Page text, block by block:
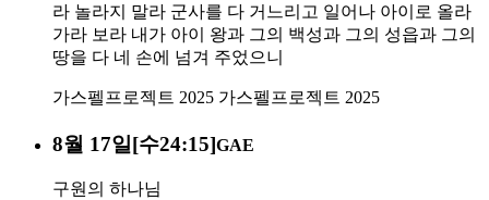
라 놀라지 말라 군사를 다 거느리고 일어나 아이로 올라
가라 보라 내가 아이 왕과 그의 백성과 그의 성읍과 그의
땅을 다 네 손에 넘겨 주었으니
가스펠프로젝트 2025 가스펠프로젝트 2025
8월 17일[수24:15]GAE
구원의 하나님